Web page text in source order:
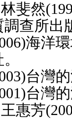
斐然
查所出
海洋
台灣
台灣
惠芳